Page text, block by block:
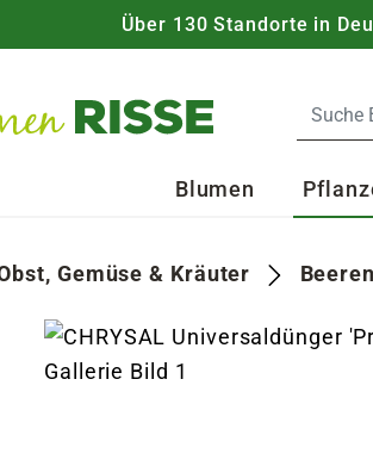
Über 130 Standorte in
Blumen
Gemüse & Kräuter